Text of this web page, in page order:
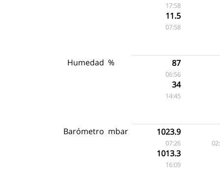
17:58
11.5
07:58
Humedad % 87
06:56
34
14:45
Barómetro mbar 1023.9
07:26
1013.3
16:09